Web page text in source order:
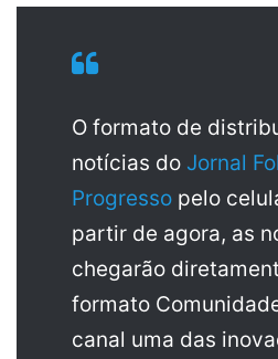
O formato de
notícias do Jornal
Progresso pelo
partir de agora, as
chegarão
formato
canal uma das